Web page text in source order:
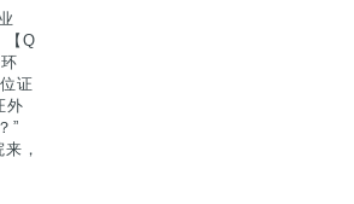
【Q
证
外
”
，